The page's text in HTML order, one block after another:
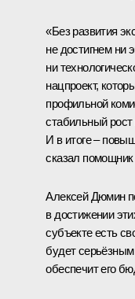
«Без развития
не достигнем ни
ни
нацпроект,
профильной
стабильный
И в итоге –
сказал
Алексей Дюмин
в достижении
субъекте есть
будет серьёзным
обеспечит его